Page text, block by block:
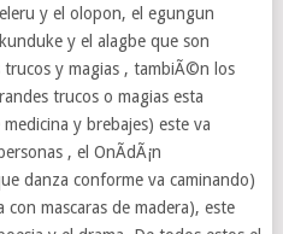
y el olopon, el egungun
y el alagbe que son
y magias , tambiÃ©n los
trucos o magias esta
y brebajes) este va
, el OnÃ­dÃ¡n
danza conforme va caminando)
mascaras de madera), este